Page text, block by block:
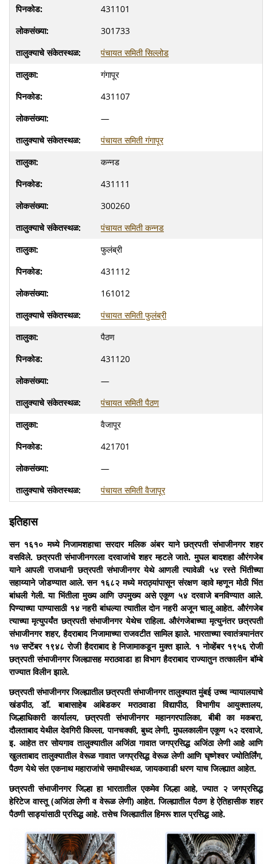
431101
301733
पंचायत समिती सिल्लोड
गंगापूर
431107
—
पंचायत समिती गंगापूर
कन्नड
431111
300260
पंचायत समिती कन्नड
फुलंब्री
431112
161012
पंचायत समिती फुलंब्री
पैठण
431120
—
पंचायत समिती पैठण
वैजापूर
421701
—
पंचायत समिती वैजापूर
इतिहास
सन १६१० मध्ये निजामशहाचा सरदार मलिक अंबर याने छत्रपती संभाजीनगर शहर
वसविले. छत्रपती संभाजीनगरला दरवाजांचे शहर म्हटले जाते. मुघल बादशहा औरंगजेब
याने आपली राजधानी छत्रपती संभाजीनगर येथे आणली त्यावेळी ५४ रस्ते भिंतीच्या
सहाय्याने जोडण्यात आले. सन १६८२ मध्ये मराठ्यांपासून संरक्षण व्हावे म्हणून मोठी भिंत
बांधली गेली. या भिंतीला मुख्य आणि उपमुख्य असे एकूण ५४ दरवाजे बनविण्यात आले.
पिण्याच्या पाण्यासाठी १४ नहरी बांधल्या त्यातील दोन नहरी अजून चालू आहेत. औरंगजेब
त्याच्या मृत्युपर्यंत छत्रपती संभाजीनगर येथेच राहिला. औरंगजेबाच्या मृत्युनंतर छत्रपती
संभाजीनगर शहर, हैदराबाद निजामाच्या राजवटीत सामिल झाले. भारताच्या स्वातंत्र्यानंतर
१७ सप्टेंबर १९४८ रोजी हैदराबाद हे निजामाकडून मुक्त झाले. १ नोव्हेंबर १९५६ रोजी
छत्रपती संभाजीनगर जिल्ह्यासह मराठवाडा हा विभाग हैदराबाद राज्यातुन तत्कालीन बॉम्बे
राज्यात विलीन झाले.
छत्रपती संभाजीनगर जिल्ह्यातील छत्रपती संभाजीनगर तालुक्यात मुंबई उच्च न्यायालयाचे
खंडपीठ, डॉ. बाबासाहेब आंबेडकर मराठवाडा विद्यापीठ, विभागीय आयुक्तालय,
जिल्हाधिकारी कार्यालय, छत्रपती संभाजीनगर महानगरपालिका, बीबी का मकबरा,
दौलताबाद येथील देवगिरी किल्ला, पानचक्की, बुध्द लेणी, मुघलकालीन एकूण ५२ दरवाजे,
इ. आहेत तर सोयगाव तालुक्यातील अजिंठा गावात जगप्रसिद्ध अजिंठा लेणी आहे आणि
खुलताबाद तालुक्यातील वेरूळ गावात जगप्रसिद्ध वेरूळ लेणी आणि घृष्णेश्वर ज्योतिर्लिंग,
पैठण येथे संत एकनाथ महाराजांचे समाधीस्थळ, जायकवाडी धरण याच जिल्ह्यात आहेत.
छत्रपती संभाजीनगर जिल्हा हा भारतातील एकमेव जिल्हा आहे, ज्यात २ जगप्रसिद्ध
हेरिटेज वास्तू (अजिंठा लेणी व वेरूळ लेणी) आहेत. जिल्ह्यातील पैठण हे ऐतिहासीक शहर
पैठणी साड्यांसाठी प्रसिद्ध आहे. तसेच जिल्ह्यातील हिमरू शाल प्रसिद्ध आहे.